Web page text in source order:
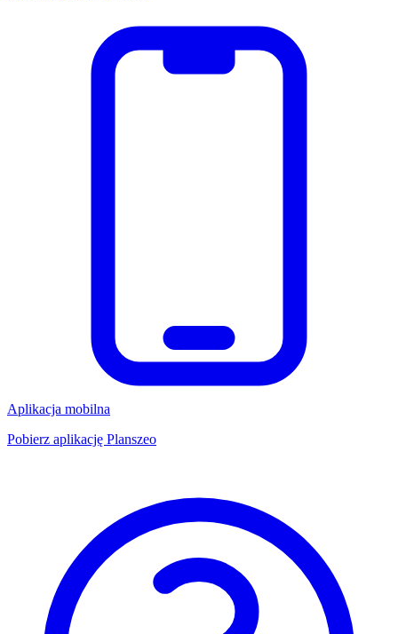
Aplikacja mobilna
Pobierz aplikację Planszeo